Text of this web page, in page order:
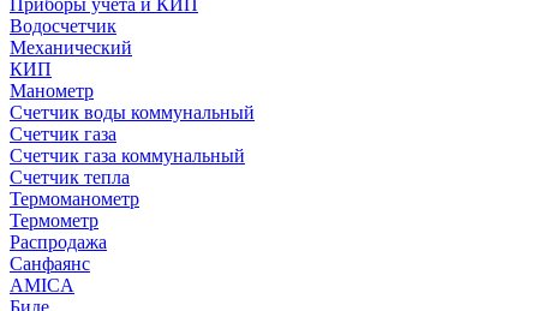
Приборы учета и КИП
Водосчетчик
Механический
КИП
Манометр
Счетчик воды коммунальный
Счетчик газа
Счетчик газа коммунальный
Счетчик тепла
Термоманометр
Термометр
Распродажа
Санфаянс
AMICA
Биде